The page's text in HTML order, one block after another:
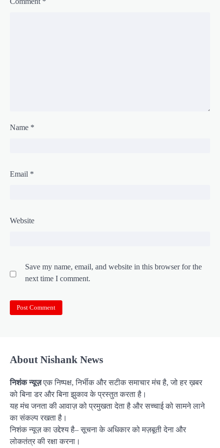
Name *
Email *
Website
Save my name, email, and website in this browser for the
next time I comment.
About Nishank News
निशंक न्यूज़एक निष्पक्ष, निर्भीक और सटीक समाचार मंच है, जो हर ख़बर
को बिना डर और बिना झुकाव के प्रस्तुत करता है।
यह मंच जनता की आवाज़ को प्रमुखता देता है और सच्चाई को सामने लाने
का संकल्प रखता है।
निशंक न्यूज़ का उद्देश्य है– सूचना के अधिकार को मज़बूती देना और
लोकतंत्र की रक्षा करना।